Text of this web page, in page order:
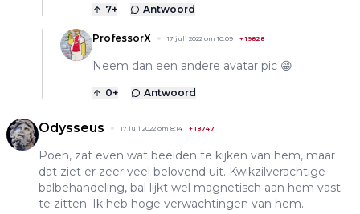
7+ Antwoord
ProfessorX 17 juli 2022 om 10:09 +19828
Neem dan een andere avatar pic 😁
0+ Antwoord
Odysseus 17 juli 2022 om 8:14 +18747
Poeh, zat even wat beelden te kijken van hem, maar
dat ziet er zeer veel belovend uit. Kwikzilverachtige
balbehandeling, bal lijkt wel magnetisch aan hem vast
te zitten. Ik heb hoge verwachtingen van hem.